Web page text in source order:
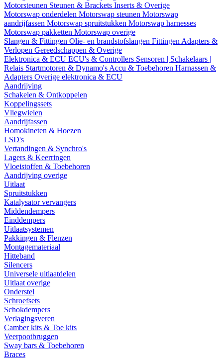
Motorsteunen Steunen & Brackets Inserts & Overige
Motorswap onderdelen Motorswap steunen Motorswap
aandrijfassen Motorswap spruitstukken Motorswap harnesses
Motorswap pakketten Motorswap overige
Slangen & Fittingen Olie- en brandstofslangen Fittingen Adapters &
Verlopen Gereedschappen & Overige
Elektronica & ECU ECU's & Controllers Sensoren | Schakelaars |
Relais Startmotoren & Dynamo's Accu & Toebehoren Harnassen &
Adapters Overige elektronica & ECU
Aandrijving
Schakelen & Ontkoppelen
Koppelingssets
Vliegwielen
Aandrijfassen
Homokineten & Hoezen
LSD's
Vertandingen & Synchro's
Lagers & Keerringen
Vloeistoffen & Toebehoren
Aandrijving overige
Uitlaat
Spruitstukken
Katalysator vervangers
Middendempers
Einddempers
Uitlaatsystemen
Pakkingen & Flenzen
Montagemateriaal
Hitteband
Silencers
Universele uitlaatdelen
Uitlaat overige
Onderstel
Schroefsets
Schokdempers
Verlagingsveren
Camber kits & Toe kits
Veerpootbruggen
Sway bars & Toebehoren
Braces